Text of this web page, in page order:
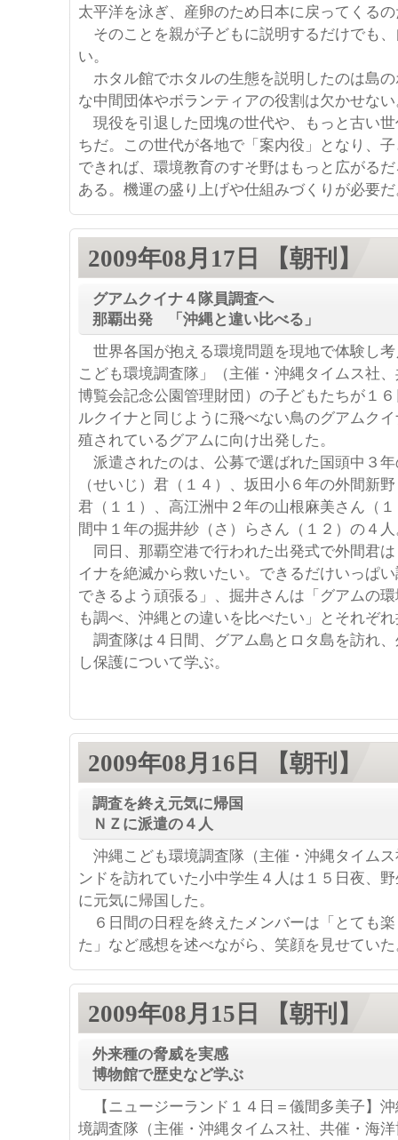
太平洋を泳ぎ、産卵のため日本に戻ってくる
そのことを親が子どもに説明するだけでも
い。
ホタル館でホタルの生態を説明したのは島
な中間団体やボランティアの役割は欠かせない
現役を引退した団塊の世代や、もっと古い
ちだ。この世代が各地で「案内役」となり、
できれば、環境教育のすそ野はもっと広がる
ある。機運の盛り上げや仕組みづくりが必要だ
2009年08月17日 【朝刊】
グアムクイナ４隊員調査へ
那覇出発 「沖縄と違い比べる」
世界各国が抱える環境問題を現地で体験し考
こども環境調査隊」（主催・沖縄タイムス社
博覧会記念公園管理財団）の子どもたちが１
ルクイナと同じように飛べない鳥のグアムク
殖されているグアムに向け出発した。
派遣されたのは、公募で選ばれた国頭中３年
（せいじ）君（１４）、坂田小６年の外間新
君（１１）、高江洲中２年の山根麻美さん（
間中１年の掘井紗（さ）らさん（１２）の４人
同日、那覇空港で行われた出発式で外間君は
イナを絶滅から救いたい。できるだけいっぱ
できるよう頑張る」、掘井さんは「グアムの
も調べ、沖縄との違いを比べたい」とそれぞ
調査隊は４日間、グアム島とロタ島を訪れ
し保護について学ぶ。
2009年08月16日 【朝刊】
調査を終え元気に帰国
ＮＺに派遣の４人
沖縄こども環境調査隊（主催・沖縄タイム
ンドを訪れていた小中学生４人は１５日夜、
に元気に帰国した。
６日間の日程を終えたメンバーは「とても
た」など感想を述べながら、笑顔を見せていた
2009年08月15日 【朝刊】
外来種の脅威を実感
博物館で歴史など学ぶ
【ニュージーランド１４日＝儀間多美子】沖
境調査隊（主催・沖縄タイムス社、共催・海